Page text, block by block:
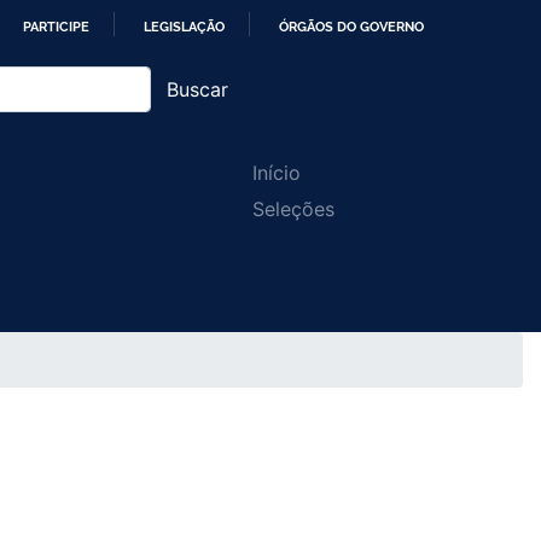
PARTICIPE LEGISLAÇÃO ÓRGÃOS DO GOVERNO
Buscar
Main
navigation
Início
Seleções